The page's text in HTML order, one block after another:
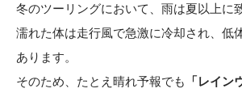
冬のツーリングにおいて、雨は夏以上に
濡れた体は走行風で急激に冷却され、低
あります。
そのため、たとえ晴れ予報でも
「レイン